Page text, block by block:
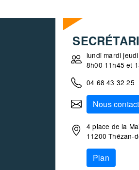
lundi mardi
8h00 11h45 et
04 68 43 32 25
Nous
4 place de la
11200 Thézan-
Plan